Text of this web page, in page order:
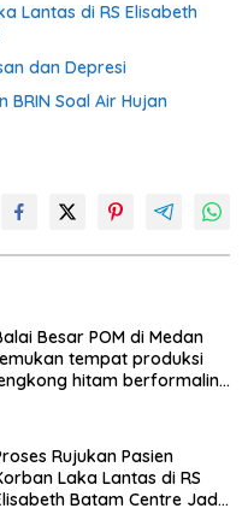
Lantas di RS Elisabeth
dan Depresi
BRIN Soal Air Hujan
Besar POM di Medan
tempat produksi
hitam berformalin
Rujukan Pasien
Laka Lantas di RS
Batam Centre Jadi